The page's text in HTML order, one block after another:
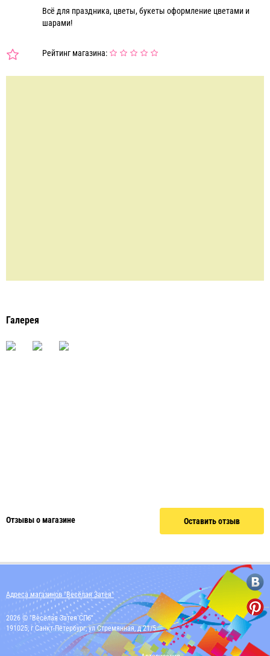
Всё для праздника, цветы, букеты оформление цветами и
шарами!
Рейтинг магазина:
Галерея
Отзывы о магазине Оставить отзыв
Адреса магазинов "Весёлая Затея"
2026 © "Весёлая Затея СПб"
191025, г Санкт-Петербург, ул Стремянная, д 21/5